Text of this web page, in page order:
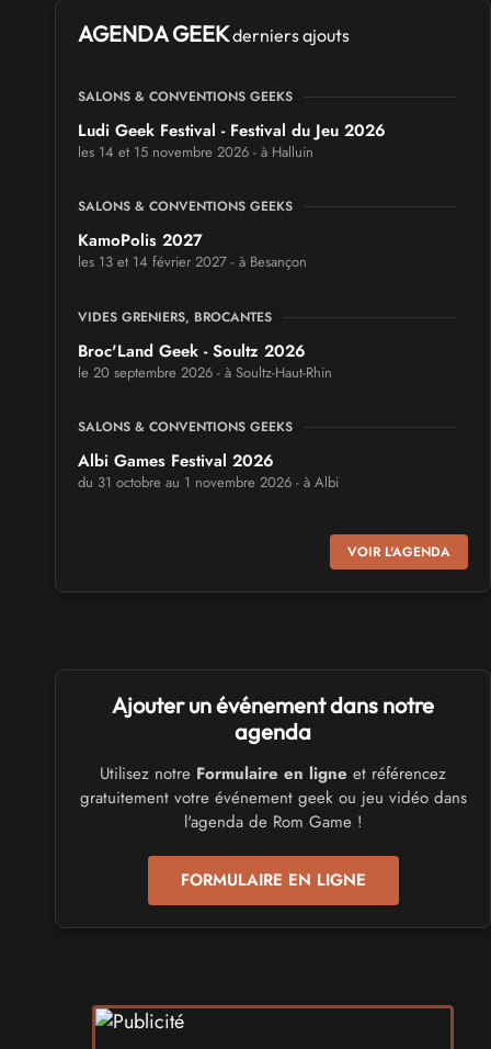
AGENDA GEEKderniers ajouts
SALONS & CONVENTIONS GEEKS
Ludi Geek Festival - Festival du Jeu 2026
les 14 et 15 novembre 2026 - à Halluin
SALONS & CONVENTIONS GEEKS
KamoPolis 2027
les 13 et 14 février 2027 - à Besançon
VIDES GRENIERS, BROCANTES
Broc'Land Geek - Soultz 2026
le 20 septembre 2026 - à Soultz-Haut-Rhin
SALONS & CONVENTIONS GEEKS
Albi Games Festival 2026
du 31 octobre au 1 novembre 2026 - à Albi
Virtual Calais - salon du jeu vidéo et des loisirs
numériques 2026
SALONS & CONVENTIONS GEEKS
Trolls et Légendes 2027
du 26 au 28 mars 2027 - à Mons
CULTURE JAPONAISE ET OTAKU
Mang'Azur 2027
les 24 et 25 avril 2027 - à Toulon
SALONS & CONVENTIONS GEEKS
Play Azur Festival 2027
SALONS & CONVENTIONS GEEKS
Art To Play 2026
VOIR L'AGENDA
Ajouter un événement dans notre
agenda
Utilisez notre Formulaire en ligne et référencez
gratuitement votre événement geek ou jeu vidéo dans
l'agenda de Rom Game !
FORMULAIRE EN LIGNE